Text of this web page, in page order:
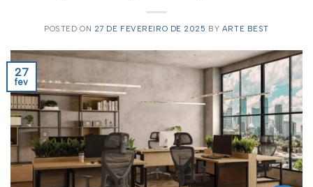
POSTED ON 27 DE FEVEREIRO DE 2025 BY ARTE BEST
27
fev